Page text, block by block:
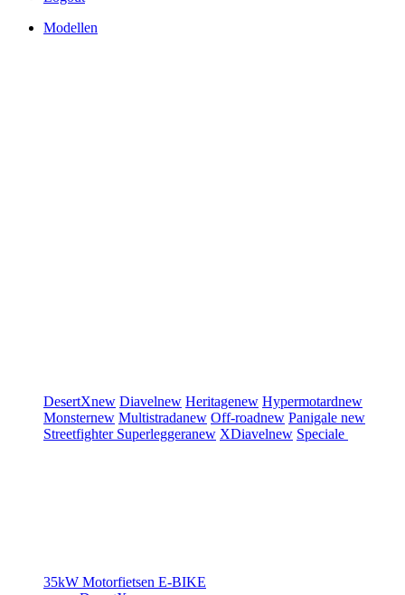
Modellen
DesertXnew Diavelnew Heritagenew Hypermotardnew
Monsternew Multistradanew Off-roadnew Panigale new
Streetfighter Superleggeranew XDiavelnew Speciale
35kW Motorfietsen E-BIKE